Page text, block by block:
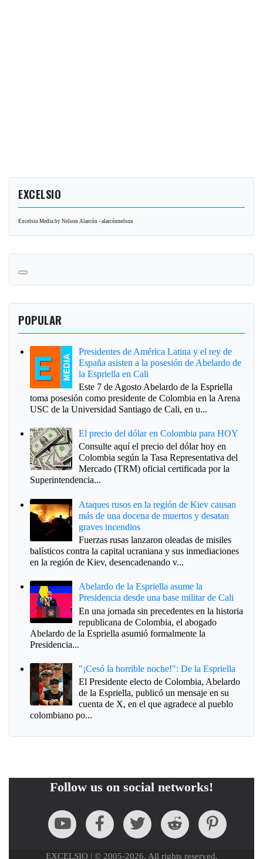
EXCELSIO
Excelsio Media by Nelson Alarcón - alarcónnelson
POPULAR
Presidentes de América Latina y el rey de
España asisten a la posesión de Abelardo de
la Espriella en Cali
Este 7 de Agosto Abelardo de la Espriella
toma posesión como presidente de Colombia en la Arena
USC de la Universidad Santiago de Cali, en u...
El precio del dólar en Colombia para HOY
Consulte aquí el precio del dólar hoy en
Colombia según la Tasa Representativa del
Mercado (TRM) oficial certificada por la
Superintendencia...
Ataques rusos en la región de Kiev causan
más de una docena de muertos y desatan
graves incendios
Fuerzas rusas lanzaron oleadas de misiles
balísticos contra la capital ucraniana y sus inmediaciones
en la región de Kiev, desencadenando v...
Abelardo de la Espriella asume la
Presidencia desde una base militar de Cali
En una jornada sin precedentes en la historia
republicana de Colombia, el abogado
Abelardo de la Espriella asumió formalmente la
Presidencia...
"¡Cesó la horrible noche!": De la Espriella
El Presidente electo de Colombia, Abelardo
de la Espriella, publicó un mensaje en su
cuenta de X, en el que agradece al pueblo
colombiano po...
Follow us on social networks!
EXCELSIO | © 2005-2026. All rights reserved.